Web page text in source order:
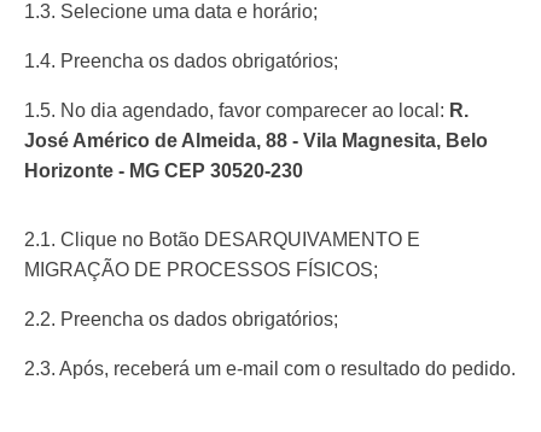
1.3. Selecione uma data e horário;
1.4. Preencha os dados obrigatórios;
1.5. No dia agendado, favor comparecer ao local: R.
José Américo de Almeida, 88 - Vila Magnesita, Belo
Horizonte - MG CEP 30520-230
2.1. Clique no Botão DESARQUIVAMENTO E
MIGRAÇÃO DE PROCESSOS FÍSICOS;
2.2. Preencha os dados obrigatórios;
2.3. Após, receberá um e-mail com o resultado do pedido.